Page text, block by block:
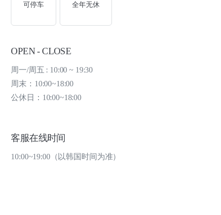
可停车 全年无休
OPEN - CLOSE
周一/周五 : 10:00 ~ 19:30
周末：10:00~18:00
公休日：10:00~18:00
客服在线时间
10:00~19:00（以韩国时间为准）